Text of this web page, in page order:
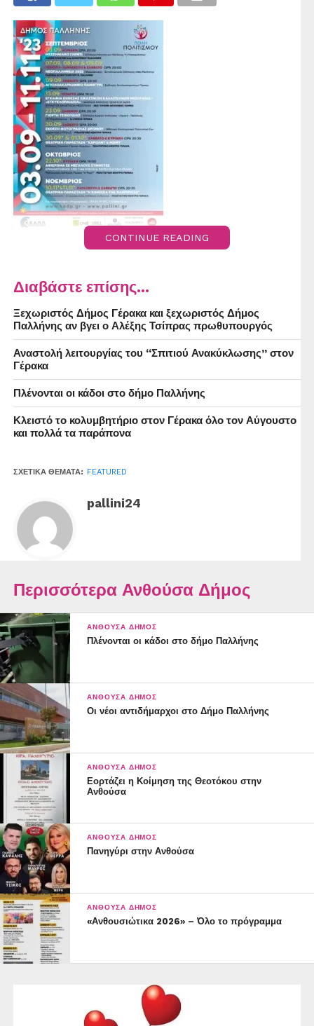
CONTINUE READING
Διαβάστε επίσης...
Ξεχωριστός Δήμος Γέρακα και ξεχωριστός Δήμος
Παλλήνης αν βγει ο Αλέξης Τσίπρας πρωθυπουργός
Αναστολή λειτουργίας του “Σπιτιού Ανακύκλωσης” στον
Γέρακα
Πλένονται οι κάδοι στο δήμο Παλλήνης
Κλειστό το κολυμβητήριο στον Γέρακα όλο τον Αύγουστο
και πολλά τα παράπονα
ΣΧΕΤΙΚΆ ΘΈΜΑΤΑ: FEATURED
pallini24
Περισσότερα Ανθούσα Δήμος
ΑΝΘΟΎΣΑ ΔΉΜΟΣ
Πλένονται οι κάδοι στο δήμο Παλλήνης
ΑΝΘΟΎΣΑ ΔΉΜΟΣ
Οι νέοι αντιδήμαρχοι στο Δήμο Παλλήνης
ΑΝΘΟΎΣΑ ΔΉΜΟΣ
Εορτάζει η Κοίμηση της Θεοτόκου στην
Ανθούσα
ΑΝΘΟΎΣΑ ΔΉΜΟΣ
Πανηγύρι στην Ανθούσα
ΑΝΘΟΎΣΑ ΔΉΜΟΣ
«Ανθουσιώτικα 2026» – Όλο το πρόγραμμα